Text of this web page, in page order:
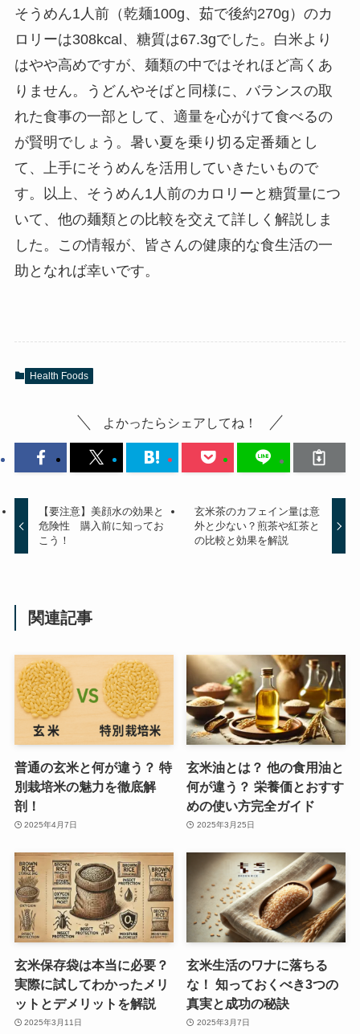
そうめん1人前（乾麺100g、茹で後約270g）のカ
ロリーは308kcal、糖質は67.3gでした。白米より
はやや高めですが、麺類の中ではそれほど高くあ
りません。うどんやそばと同様に、バランスの取
れた食事の一部として、適量を心がけて食べるの
が賢明でしょう。暑い夏を乗り切る定番麺とし
て、上手にそうめんを活用していきたいもので
す。以上、そうめん1人前のカロリーと糖質量につ
いて、他の麺類との比較を交えて詳しく解説しま
した。この情報が、皆さんの健康的な食生活の一
助となれば幸いです。
Health Foods
よかったらシェアしてね！
【要注意】美顔水の効果と
危険性 購入前に知ってお
こう！
玄米茶のカフェイン量は意
外と少ない？煎茶や紅茶と
の比較と効果を解説
関連記事
普通の玄米と何が違う？ 特
別栽培米の魅力を徹底解
剖！
2025年4月7日
玄米油とは？ 他の食用油と
何が違う？ 栄養価とおすす
めの使い方完全ガイド
2025年3月25日
玄米保存袋は本当に必要？
実際に試してわかったメリ
ットとデメリットを解説
2025年3月11日
玄米生活のワナに落ちる
な！ 知っておくべき3つの
真実と成功の秘訣
2025年3月7日